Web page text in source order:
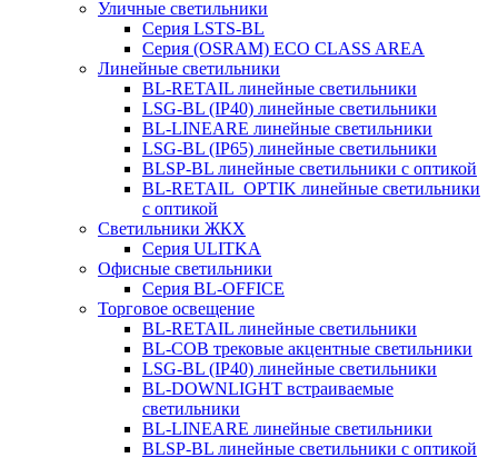
Уличные светильники
Серия LSTS-BL
Серия (ОSRAM) ECO CLASS AREA
Линейные светильники
BL-RETAIL линейные светильники
LSG-BL (IP40) линейные светильники
BL-LINEARE линейные светильники
LSG-BL (IP65) линейные светильники
BLSP-BL линейные светильники с оптикой
BL-RETAIL_OPTIK линейные светильники
с оптикой
Светильники ЖКХ
Серия ULITKA
Офисные светильники
Серия BL-OFFICE
Торговое освещение
BL-RETAIL линейные светильники
BL-COB трековые акцентные светильники
LSG-BL (IP40) линейные светильники
BL-DOWNLIGHT встраиваемые
светильники
BL-LINEARE линейные светильники
BLSP-BL линейные светильники с оптикой